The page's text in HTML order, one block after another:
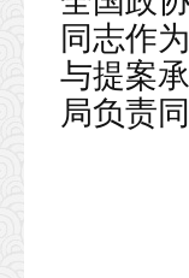
同志作
与提案
局负责